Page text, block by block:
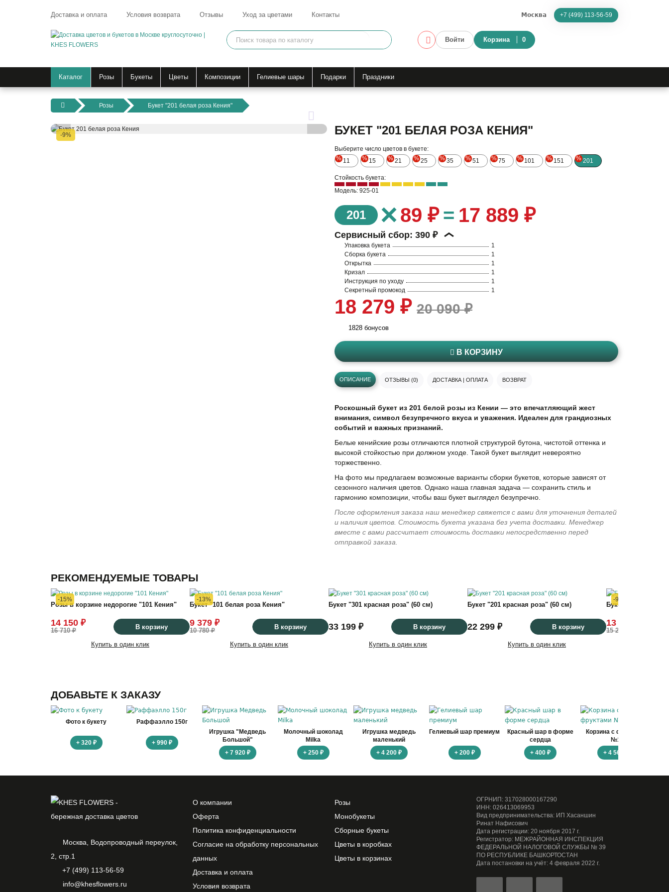
Доставка и оплата Условия возврата Отзывы Уход за цветами Контакты Москва +7 (499) 113-56-59
Войти Корзина 0
Каталог Розы Букеты Цветы Композиции Гелиевые шары Подарки Праздники
Розы Букет "201 белая роза Кения"
-9% БУКЕТ "201 БЕЛАЯ РОЗА КЕНИЯ"
Выберите число цветов в букете:
% 11 % 15 % 21 % 25 % 35 % 51 % 75 % 101 % 151 % 201
Стойкость букета:
Модель: 925-01
201 ×89 ₽ = 17 889 ₽
Сервисный сбор: 390 ₽
Упаковка букета
1
Сборка букета
1
Открытка
1
Кризал
1
Инструкция по уходу
1
Секретный промокод
1
18 279 ₽ 20 090 ₽
1828 бонусов
В КОРЗИНУ
ОПИСАНИЕ ОТЗЫВЫ (0) ДОСТАВКА | ОПЛАТА ВОЗВРАТ
Роскошный букет из 201 белой розы из Кении — это впечатляющий жест
внимания, символ безупречного вкуса и уважения. Идеален для грандиозных
событий и важных признаний.
Белые кенийские розы отличаются плотной структурой бутона, чистотой оттенка и
высокой стойкостью при должном уходе. Такой букет выглядит невероятно
торжественно.
На фото мы предлагаем возможные варианты сборки букетов, которые зависят от
сезонного наличия цветов. Однако наша главная задача — сохранить стиль и
гармонию композиции, чтобы ваш букет выглядел безупречно.
После оформления заказа наш менеджер свяжется с вами для уточнения деталей
и наличия цветов. Стоимость букета указана без учета доставки. Менеджер
вместе с вами рассчитает стоимость доставки непосредственно перед
отправкой заказа.
РЕКОМЕНДУЕМЫЕ ТОВАРЫ
-15%
Розы в корзине недорогие "101 Кения"
14 150 ₽
16 710 ₽ В корзину
Купить в один клик
-13%
Букет "101 белая роза Кения"
9 379 ₽
10 780 ₽ В корзину
Купить в один клик
Букет "301 красная роза" (60 см)
33 199 ₽ В корзину
Купить в один клик
Букет "201 красная роза" (60 см)
22 299 ₽ В корзину
Купить в один клик
-9%
Букет "151 белая
13 829 ₽
15 200 ₽
ДОБАВЬТЕ К ЗАКАЗУ
Фото к букету
+ 320 ₽
Раффаэлло 150г
+ 990 ₽
Игрушка "Медведь
Большой"
+ 7 920 ₽
Молочный шоколад
Milka
+ 250 ₽
Игрушка медведь
маленький
+ 4 200 ₽
Гелиевый шар премиум
+ 200 ₽
Красный шар в форме
сердца
+ 400 ₽
Корзина с фруктами
№1
+ 4 560 ₽
Москва, Водопроводный переулок,
2, стр.1
+7 (499) 113-56-59
info@khesflowers.ru
О компании
Оферта
Политика конфиденциальности
Согласие на обработку персональных
данных
Доставка и оплата
Условия возврата
Розы
Монобукеты
Сборные букеты
Цветы в коробках
Цветы в корзинах
ОГРНИП: 317028000167290
ИНН: 026413069953
Вид предпринимательства: ИП Хасаншин
Ринат Нафисович
Дата регистрации: 20 ноября 2017 г.
Регистратор: МЕЖРАЙОННАЯ ИНСПЕКЦИЯ
ФЕДЕРАЛЬНОЙ НАЛОГОВОЙ СЛУЖБЫ № 39
ПО РЕСПУБЛИКЕ БАШКОРТОСТАН
Дата постановки на учёт: 4 февраля 2022 г.